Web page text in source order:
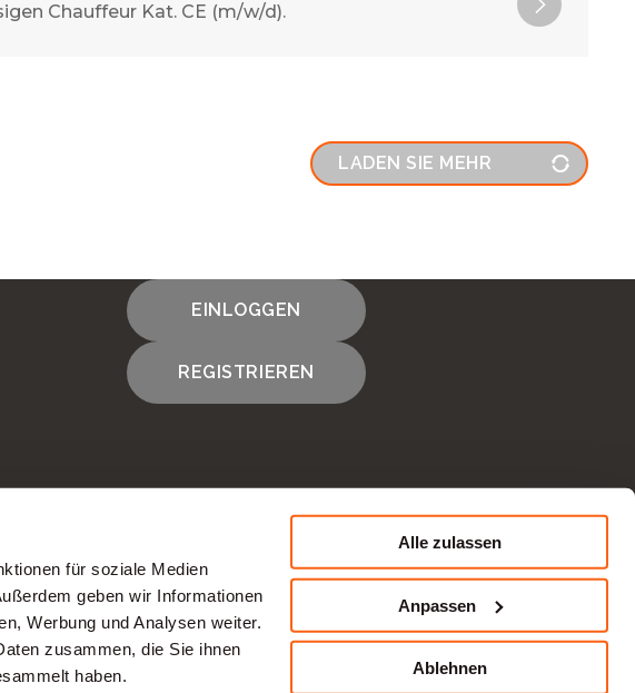
für soziale Medien
geben wir Informationen
Werbung und Analysen weiter.
zusammen, die Sie ihnen
haben.
Alle zulassen
Anpassen
Ablehnen
Chauffeur Kat. CE (m/w/d).
LADEN SIE MEHR
EINLOGGEN
REGISTRIEREN
KONTAKTIEREN SIE UNS